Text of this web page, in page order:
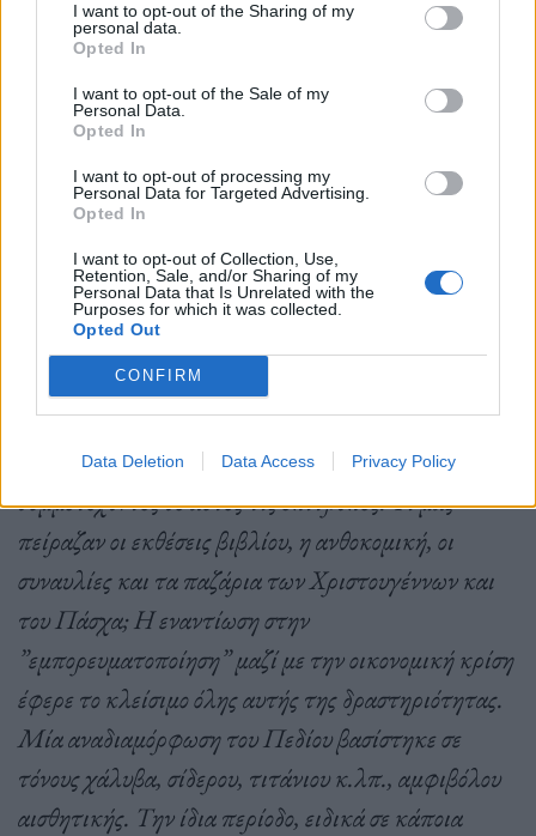
I want to opt-out of the Sharing of my
personal data.
Opted In
I want to opt-out of the Sale of my
Personal Data.
Opted In
I want to opt-out of processing my
Personal Data for Targeted Advertising.
Opted In
I want to opt-out of Collection, Use,
Retention, Sale, and/or Sharing of my
Personal Data that Is Unrelated with the
Purposes for which it was collected.
Opted Out
CONFIRM
Data Deletion Data Access Privacy Policy
«Από τα τέλη της δεκαετίας του 2000 οι Έλληνες
σνόμπαραν το Πεδίον του Άρεως. Τα παιδιά τους τα
πήγαιναν σε παιδότοπους, σε λούνα παρκ, σε
μαθήματα ιππασίας κ.λπ. κ.λπ. Στο Πεδίον
πήγαιναν κατά βάση οι μετανάστες –κυρίως
Αλβανοί– που έφεραν μαζί τους όλες τις συνήθειές
τους: τάβλι, ντόμινο, πικ νικ, τρέξιμο και μπάλα τα
παιδιά.
Οι εκθέσεις που πραγματοποιούνταν εντός του
πάρκου καταγγέλθηκαν από διάφορες επιτροπές με
σθεναρή όμως διαφορετική γνώμη από τους
συμμετέχοντες σε αυτές τις επιτροπές. Τι μας
πείραζαν οι εκθέσεις βιβλίου, η ανθοκομική, οι
συναυλίες και τα παζάρια των Χριστουγέννων και
του Πάσχα; Η εναντίωση στην
”εμπορευματοποίηση” μαζί με την οικονομική κρίση
έφερε το κλείσιμο όλης αυτής της δραστηριότητας.
Μία αναδιαμόρφωση του Πεδίου βασίστηκε σε
τόνους χάλυβα, σίδερου, τιτάνιου κ.λπ., αμφιβόλου
αισθητικής. Την ίδια περίοδο, ειδικά σε κάποια